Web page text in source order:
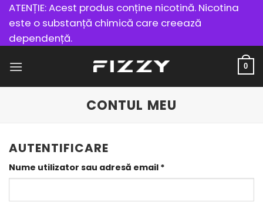
Treci
direct
ATENȚIE: Acest produs conține nicotină. Nicotina
este o substanță chimică care creează
dependență.
0
CONTUL MEU
AUTENTIFICARE
Nume utilizator sau adresă email *